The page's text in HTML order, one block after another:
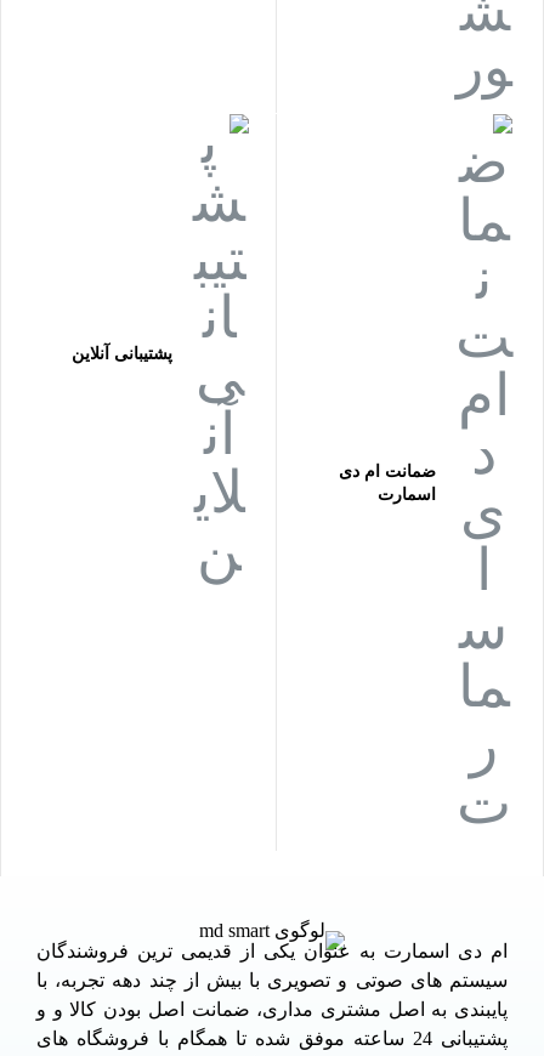
ضمانت ام دی
اسمارت
پشتیبانی آنلاین
ام دی اسمارت به عنوان یکی از قدیمی ترین فروشندگان
سیستم های صوتی و تصویری با بیش از چند دهه تجربه، با
پایبندی به اصل مشتری مداری، ضمانت اصل بودن کالا و و
پشتیبانی 24 ساعته موفق شده تا همگام با فروشگاه های